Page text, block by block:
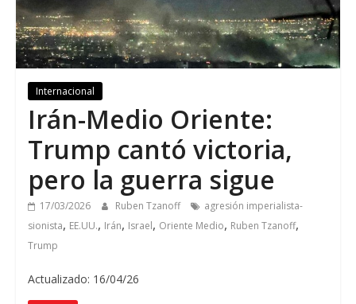
Internacional
Irán-Medio Oriente:
Trump cantó victoria,
pero la guerra sigue
17/03/2026 Ruben Tzanoff
agresión imperialista-
sionista, EE.UU., Irán, Israel, Oriente Medio, Ruben Tzanoff,
Trump
Actualizado: 16/04/26